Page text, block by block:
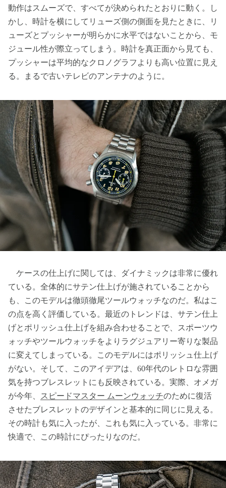
動作はスムーズで、すべてが決められたとおりに動く。し
かし、時計を横にしてリューズ側の側面を見たときに、リ
ューズとプッシャーが明らかに水平ではないことから、モ
ジュール性が際立ってしまう。時計を真正面から見ても、
プッシャーは平均的なクロノグラフよりも高い位置に見え
る。まるで古いテレビのアンテナのように。
ケースの仕上げに関しては、ダイナミックは非常に優れ
ている。全体的にサテン仕上げが施されていることから
も、このモデルは徹頭徹尾ツールウォッチなのだ。私はこ
の点を高く評価している。最近のトレンドは、サテン仕上
げとポリッシュ仕上げを組み合わせることで、スポーツウ
ォッチやツールウォッチをよりラグジュアリー寄りな製品
に変えてしまっている。このモデルにはポリッシュ仕上げ
がない。そして、このアイデアは、60年代のレトロな雰囲
気を持つブレスレットにも反映されている。実際、オメガ
が今年、
スピードマスター ムーンウォッチのために復活
させたブレスレットのデザインと基本的に同じに見える。
その時計も気に入ったが、これも気に入っている。非常に
快適で、この時計にぴったりなのだ。